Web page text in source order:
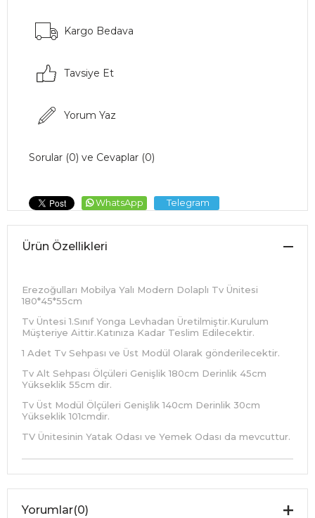
Kargo Bedava
Tavsiye Et
Yorum Yaz
Sorular (0) ve Cevaplar (0)
WhatsApp Telegram
Ürün Özellikleri
Erezoğulları Mobilya Yalı Modern Dolaplı Tv Ünitesi
180*45*55cm
Tv Üntesi 1.Sınıf Yonga Levhadan Üretilmiştir.Kurulum
Müşteriye Aittir.Katınıza Kadar Teslim Edilecektir.
1 Adet Tv Sehpası ve Üst Modül Olarak gönderilecektir.
Tv Alt Sehpası Ölçüleri Genişlik 180cm Derinlik 45cm
Yükseklik 55cm dir.
Tv Üst Modül Ölçüleri Genişlik 140cm Derinlik 30cm
Yükseklik 101cmdir.
TV Ünitesinin Yatak Odası ve Yemek Odası da mevcuttur.
Yorumlar(0)